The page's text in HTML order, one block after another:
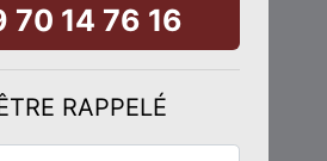
70 14 76 16
RAPPELÉ